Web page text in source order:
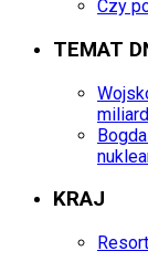
Czy
TEMAT
KRAJ